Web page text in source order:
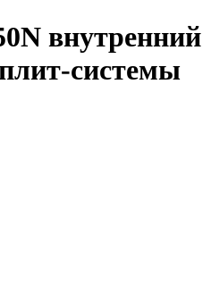
внутренний
системы